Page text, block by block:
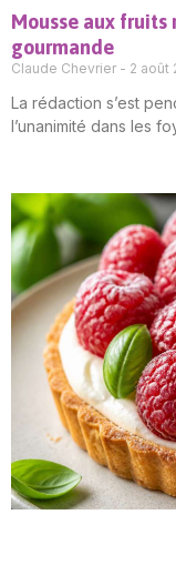
Mousse aux
gourmande
Claude Chevrier 2 août
La rédaction s’est
l’unanimité dans les